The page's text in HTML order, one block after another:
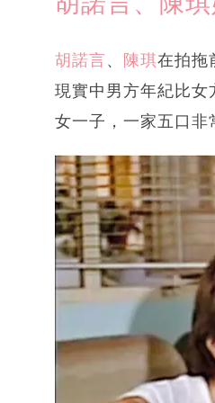
胡諾言、 陳琪在拍拖
現實中男方年紀比
女一子，一家五口非